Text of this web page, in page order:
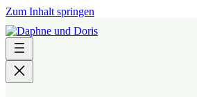
Zum Inhalt springen